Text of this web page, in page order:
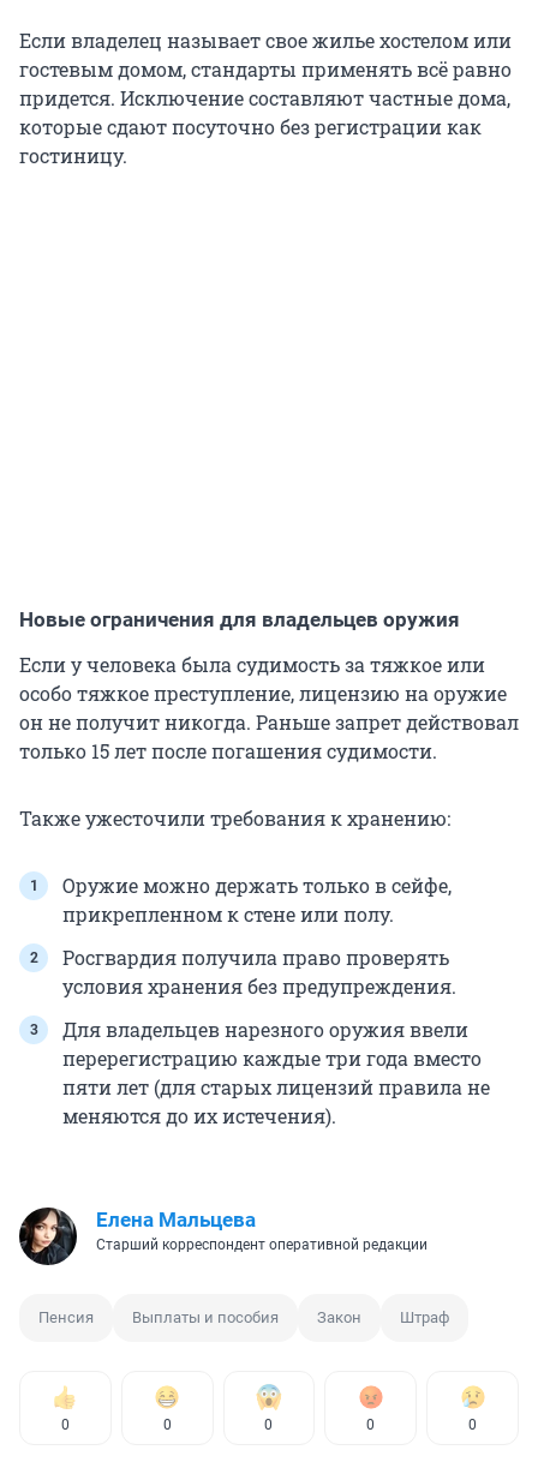
Если владелец называет свое жилье хостелом или
гостевым домом, стандарты применять всё равно
придется. Исключение составляют частные дома,
которые сдают посуточно без регистрации как
гостиницу.
Новые ограничения для владельцев оружия
Если у человека была судимость за тяжкое или
особо тяжкое преступление, лицензию на оружие
он не получит никогда. Раньше запрет действовал
только 15 лет после погашения судимости.
Также ужесточили требования к хранению:
Оружие можно держать только в сейфе,
прикрепленном к стене или полу.
Росгвардия получила право проверять
условия хранения без предупреждения.
Для владельцев нарезного оружия ввели
перерегистрацию каждые три года вместо
пяти лет (для старых лицензий правила не
меняются до их истечения).
Елена Мальцева
Старший корреспондент оперативной редакции
Пенсия Выплаты и пособия Закон Штраф
0 0 0 0 0